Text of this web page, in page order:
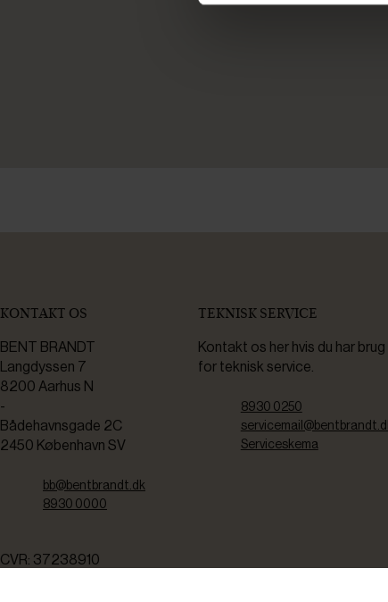
KONTAKT OS
BENT BRANDT
Langdyssen 7
8200 Aarhus N
-
Bådehavnsgade 2C
2450 København SV
bb@bentbrandt.dk
8930 0000
CVR: 37238910
TEKNISK SERVICE
Kontakt os her hvis du har brug
for teknisk service.
8930 0250
Serviceskema